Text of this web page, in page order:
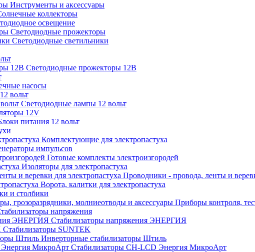
Инструменты и аксессуары
коллекторы
освещение
Светодиодные прожекторы
Светодиодные светильники
Светодиодные прожекторы 12В
насосы
вольт
Светодиодные лампы 12 вольт
12V
питания 12 вольт
Комплектующие для электропастуха
импульсов
Готовые комплекты электроизгородей
Изоляторы для электропастуха
Проводники - провода, ленты и
Ворота, калитки для электропастуха
и столбики
Приборы контроля,
напряжения
Стабилизаторы напряжения ЭНЕРГИЯ
Стабилизаторы SUNTEK
Инверторные стабилизаторы Штиль
Стабилизаторы СН-LCD Энepгия МикроАрт